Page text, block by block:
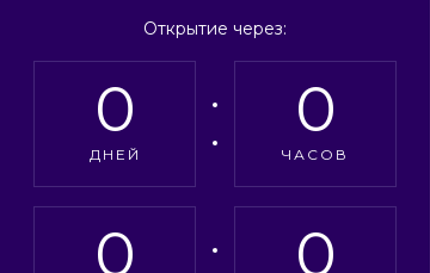
Открытие через:
0
ДНЕЙ
0
ЧАСОВ
0 0